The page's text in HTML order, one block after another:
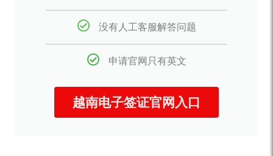
没有人工客服解答问题
申请官网只有英文
越南电子签证官网入口